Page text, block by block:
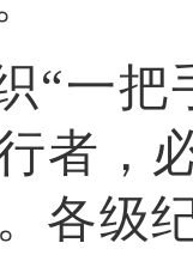
“一把
者，
各级